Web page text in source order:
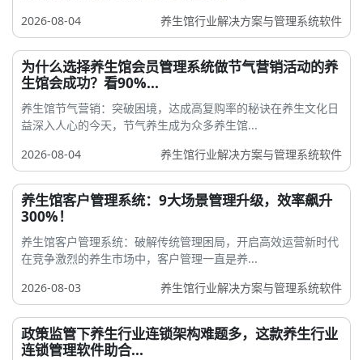
2026-08-04
养生馆行业解决方案与管理系统软件
为什么选择养生馆会员管理系统做节气营销活动的养
生馆会成功？看90%...
养生馆节气营销：突破困境，达成高复购率的秘诀在养生文化日
益深入人心的今天，节气养生成为众多养生馆...
2026-08-04
养生馆行业解决方案与管理系统软件
养生馆客户管理系统：9大场景管理升级，效率飙升
300%！
养生馆客户管理系统：破解传统管理困局，开启高效运营新时代
在竞争激烈的养生市场中，客户管理一直是养...
2026-08-03
养生馆行业解决方案与管理系统软件
政策监管下养生行业连锁架构难题多，这款养生行业
连锁管理软件助合...